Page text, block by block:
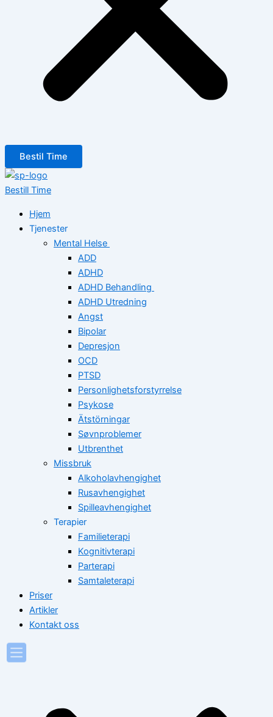
Bestil Time
Bestill Time
Hjem
Tjenester
Mental Helse
ADD
ADHD
ADHD Behandling
ADHD Utredning
Angst
Bipolar
Depresjon
OCD
PTSD
Personlighetsforstyrrelse
Psykose
Ätstörningar
Søvnproblemer
Utbrenthet
Missbruk
Alkoholavhengighet
Rusavhengighet
Spilleavhengighet
Terapier
Familieterapi
Kognitivterapi
Parterapi
Samtaleterapi
Priser
Artikler
Kontakt oss